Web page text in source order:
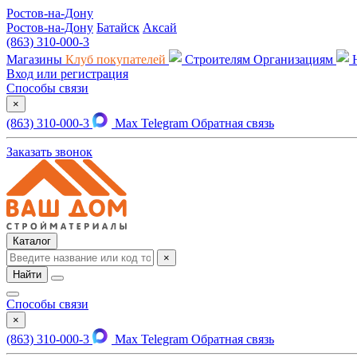
Ростов-на-Дону
Ростов-на-Дону Батайск Аксай
(863) 310-000-3
Магазины Клуб покупателей Строителям Организациям
Вход или регистрация
Способы связи
×
(863) 310-000-3 Max Telegram Обратная связь
Заказать звонок
Каталог
×
Найти
Способы связи
×
(863) 310-000-3 Max Telegram Обратная связь